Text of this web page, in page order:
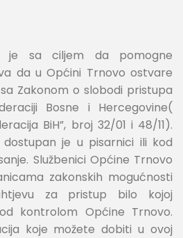
je sa ciljem da pomogne
da u Općini Trnovo ostvare
Zakonom o slobodi pristupa
Bosne i Hercegovine(
BiH”, broj 32/01 i 48/11).
je u pisarnici ili kod
Službenici Općine Trnovo
zakonskih mogućnosti
za pristup bilo kojoj
kontrolom Općine Trnovo.
koje možete dobiti u ovoj